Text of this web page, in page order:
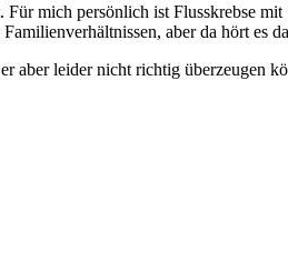
mich persönlich ist Flusskrebse
aber da hört es
aber leider nicht richtig überzeugen